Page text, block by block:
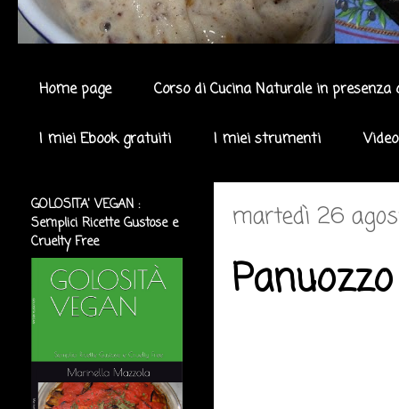
Home page Corso di Cucina Naturale in presenza
I miei Ebook gratuiti I miei strumenti
martedì 26
GOLOSITA' VEGAN :
Semplici Ricette Gustose e
Cruelty Free